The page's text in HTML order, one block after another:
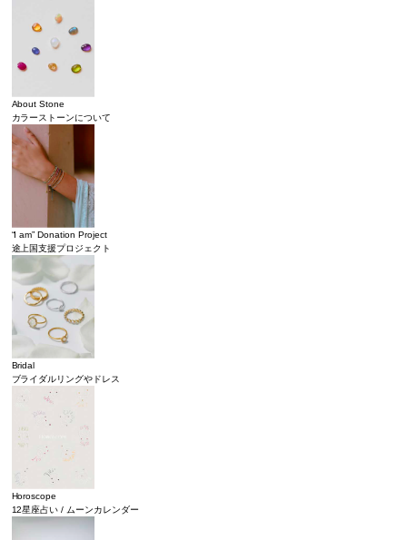
About Stone
カラーストーンについて
“I am” Donation Project
途上国支援プロジェクト
Bridal
ブライダルリングやドレス
Horoscope
12星座占い / ムーンカレンダー